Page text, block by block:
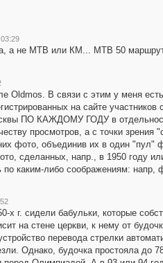
а не МТВ или КМ... МТВ 50
Oldmos. В связи с этим у меня
на сайте
ПО КАЖДОМУ ГОДУ в
просмотров, а с точки зрения
фото, объединив их в один
сделанных, напр., в 1950 году
по каким-либо соображениям:
х г. сидели бабульки, которые
на стене церкви, к нему от
перевода стрелки
Однако, будочка простояла до